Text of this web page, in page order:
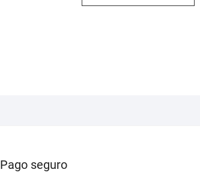
26,95 €
Pago seguro